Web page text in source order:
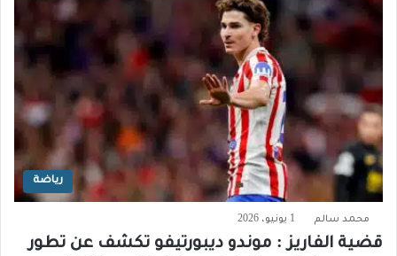
رياضة
محمد سالم 1 يونيو، 2026
قضية الفاريز : موندو ديبورتيفو تكشف عن تطور